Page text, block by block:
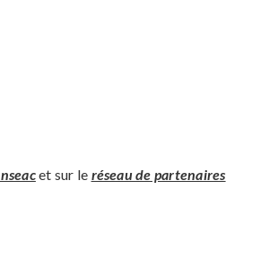
et sur le réseau de partenaires